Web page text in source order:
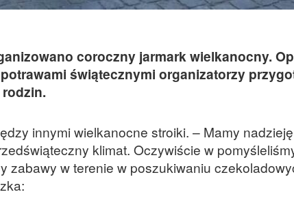
coroczny jarmark wielkanocny.
świątecznymi organizatorzy
innymi wielkanocne stroiki. – Mamy
klimat. Oczywiście w
zabawy w terenie w poszukiwaniu